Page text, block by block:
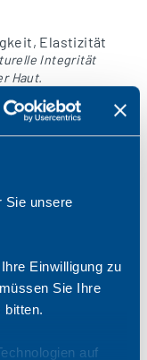
Sie unsere
Einwilligung zu
Sie Ihre
bitten.
auf
Elastizität
Integrität
Haut.
Flexibilität
und Belastung.
und lässt
sorgt
Verletzungen.